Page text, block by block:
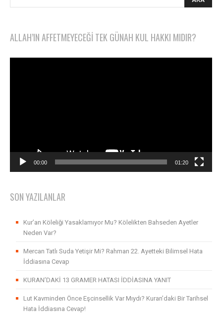
ALLAH’IN AFFETMEYECEĞI TEK GÜNAH KUL HAKKI MIDIR?
00:00 01:20
SON YAZILANLAR
Kur’an Köleliği Yasaklamıyor Mu? Kölelikten Bahseden Ayetler
Neden Var?
Mercan Tatlı Suda Yetişir Mi? Rahman 22. Ayetteki Bilimsel Hata
İddiasına Cevap
KURAN’DAKİ 13 GRAMER HATASI İDDİASINA YANIT
Lut Kavminden Önce Eşcinsellik Var Mıydı? Kuran’daki Bir Tarihsel
Hata İddiasına Cevap!